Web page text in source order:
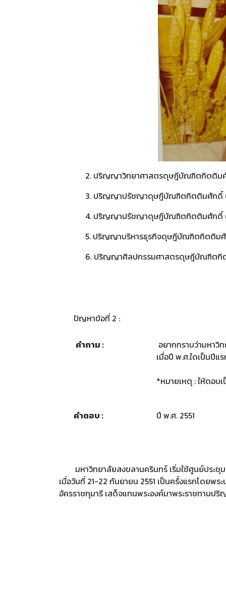
2. ปริญญาวิทยาศาสตรดุษฎีบัณฑิตกิตติมศักดิ์
3. ปริญญาปรัชญาดุษฎีบัณฑิตกิตติมศักดิ์ (ก
4. ปริญญาปรัชญาดุษฎีบัณฑิตกิตติมศักดิ์ (เ
5. ปริญญาบริหารธุรกิจดุษฎีบัณฑิตกิตติมศัก
6. ปริญญาศิลปกรรมศาสตรดุษฎีบัณฑิตกิต
ปัญหาข้อที่ 2 :
คำถาม :
อยากทราบว่ามหา
เมื่อปี พ.ศ.ใดเป็นปีแ
*หมายเหตุ : ให้ตอบ
คำตอบ : ปี พ.ศ. 2551
มหาวิทยาลัยสงขลานครินทร์ เริ่มใช้ศูนย์ประชุ
เมื่อวันที่ 21-22 กันยายน 2551 เป็นครั้งแรกโดยพ
อัครราชกุมารี เสด็จแทนพระองค์มาพระราชทานป